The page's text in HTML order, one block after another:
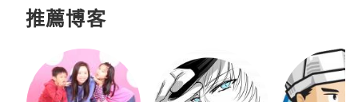
推薦博客